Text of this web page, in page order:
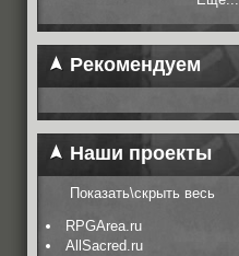
Рекомендуем
Наши проекты
Показать\скрыть весь
RPGArea.ru
AllSacred.ru